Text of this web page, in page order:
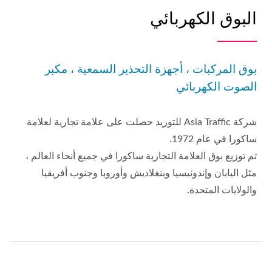
البوق الكهربائي
بوق المركبات ، أجهزة التحذير السمعية ، مكبر
الصوت الكهربائي
شركة Asia Traffic للتوريد حصلت على علامة تجارية لعلامة
ساكورا في عام 1972.
تم توزيع بوق العلامة التجارية ساكورا في جميع أنحاء العالم ،
مثل اليابان وإندونيسيا وبنغلاديش وأوروبا وجنوب أفريقيا
والولايات المتحدة.